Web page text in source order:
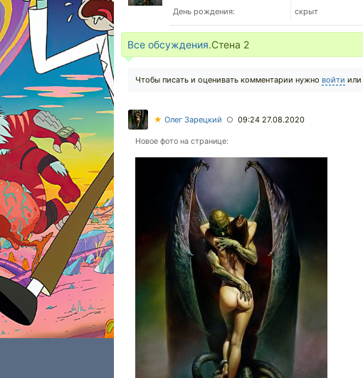
День рождения:
скрыт
Все обсуждения.Стена 2
Чтобы писать и оценивать комментарии нужно войти или
★ Олег Зарецкий ○ 09:24 27.08.2020
Новое фото на странице: